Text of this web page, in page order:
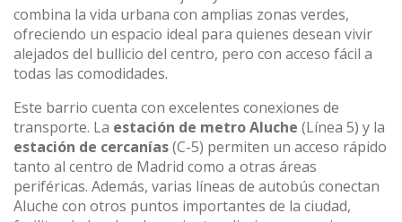
combina la vida urbana con amplias zonas verdes,
ofreciendo un espacio ideal para quienes desean vivir
alejados del bullicio del centro, pero con acceso fácil a
todas las comodidades.
Este barrio cuenta con excelentes conexiones de
transporte. La estación de metro Aluche (Línea 5) y la
estación de cercanías(C-5) permiten un acceso rápido
tanto al centro de Madrid como a otras áreas
periféricas. Además, varias líneas de autobús conectan
Aluche con otros puntos importantes de la ciudad,